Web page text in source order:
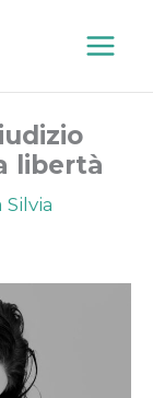
libertà
Silvia